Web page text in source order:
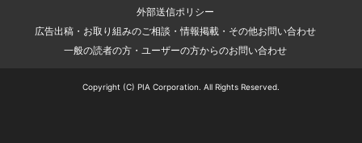
外部送信ポリシー
広告出稿・お取り組みのご相談・情報掲載・その他お問い合わせ
一般の読者の方・ユーザーの方からのお問い合わせ
Copyright (C) PIA Corporation. All Rights Reserved.